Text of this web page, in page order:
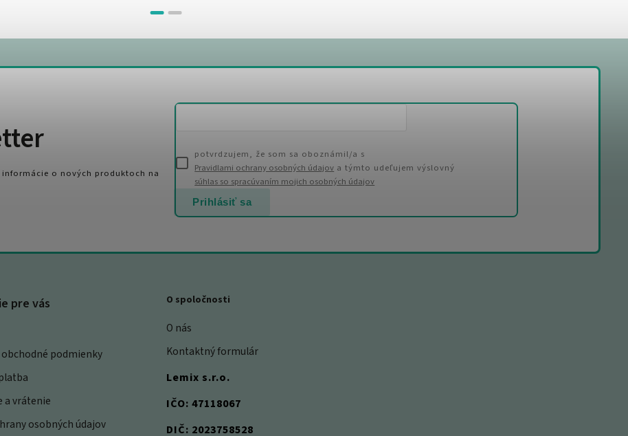
pre vás
obchodné podmienky
a vrátenie
osobných údajov
O spoločnosti
O nás
Kontaktný formulár
Lemix s.r.o.
IČO: 47118067
DIČ: 2023758528
o nových produktoch na
potvrdzujem, že som sa oboznámil/a s
Pravidlami ochrany osobných údajov a týmto udeľujem výslovný
súhlas so spracúvaním mojich osobných údajov
Prihlásiť sa